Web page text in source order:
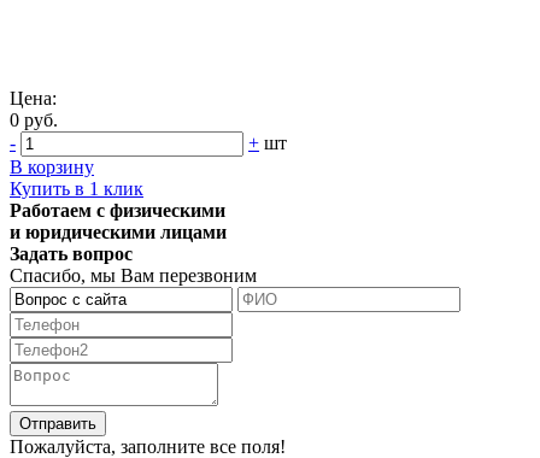
Цена:
0 руб.
-
+ шт
В корзину
Купить в 1 клик
Работаем с физическими
и юридическими лицами
Задать вопрос
Спасибо, мы Вам перезвоним
Пожалуйста, заполните все поля!